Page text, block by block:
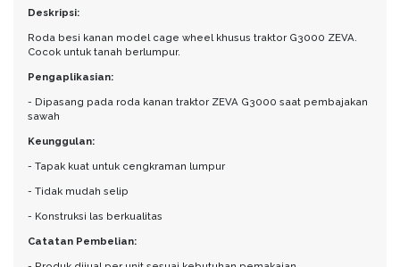
Deskripsi:
Roda besi kanan model cage wheel khusus traktor G3000 ZEVA.
Cocok untuk tanah berlumpur.
Pengaplikasian:
- Dipasang pada roda kanan traktor ZEVA G3000 saat pembajakan
sawah
Keunggulan:
- Tapak kuat untuk cengkraman lumpur
- Tidak mudah selip
- Konstruksi las berkualitas
Catatan Pembelian: